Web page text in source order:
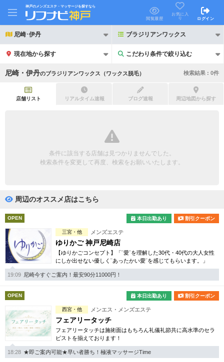
神戸のメンズエステ・マッサージを探すなら
閲覧履歴
お気に入
り
ログイン
尼崎･伊丹 ブラジリアンワックス
現在地から探す こだわり条件で絞り込む
こだわり条件で絞り込む
ペアルームあり
岩盤浴あり
日本人スタッフのみ
スタッフ指名可
尼崎・伊丹のブラジリアンワックス（ワックス脱毛） 検索結果 : 0件
店舗リスト リアルタイム速報 ブログ速報 周辺地図から探す
条件に該当する店舗は見つかりませんでした。
検索条件を変更して再度、検索をお願いいたします。
周辺のオススメ店はこちら
OPEN 本日出勤あり 割引クーポン
三宮・他 メンズエステ
ゆりかご 神戸尼崎店
【ゆりかごコンセプト】「¨愛¨を理解した30代・40代の大人女性
にしか出せない優しく¨あったかい愛¨を感じてもらいます。」
19:09 尼崎今すぐご案内！最安90分11000円！
OPEN 本日出勤あり 割引クーポン
西宮・他 メンエス・メンズエステ
フェアリータッチ
フェアリータッチは施術面はもちろん礼儀礼節共に高水準のセラ
ピストを揃えております！
18:28 ★即ご案内可能★早い者勝ち！極液マッサージTime